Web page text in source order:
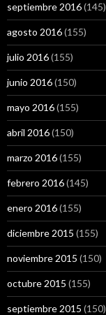
septiembre 2016(145)
agosto 2016(155)
julio 2016(155)
junio 2016(150)
mayo 2016(155)
abril 2016(150)
marzo 2016(155)
febrero 2016(145)
enero 2016(155)
diciembre 2015 (155)
noviembre 2015 (150)
octubre 2015 (155)
septiembre 2015 (150)